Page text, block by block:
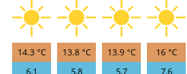
14.3 °C
6,1
13.8 °C
5,8
13.9 °C
5,7
16 °C
7,6